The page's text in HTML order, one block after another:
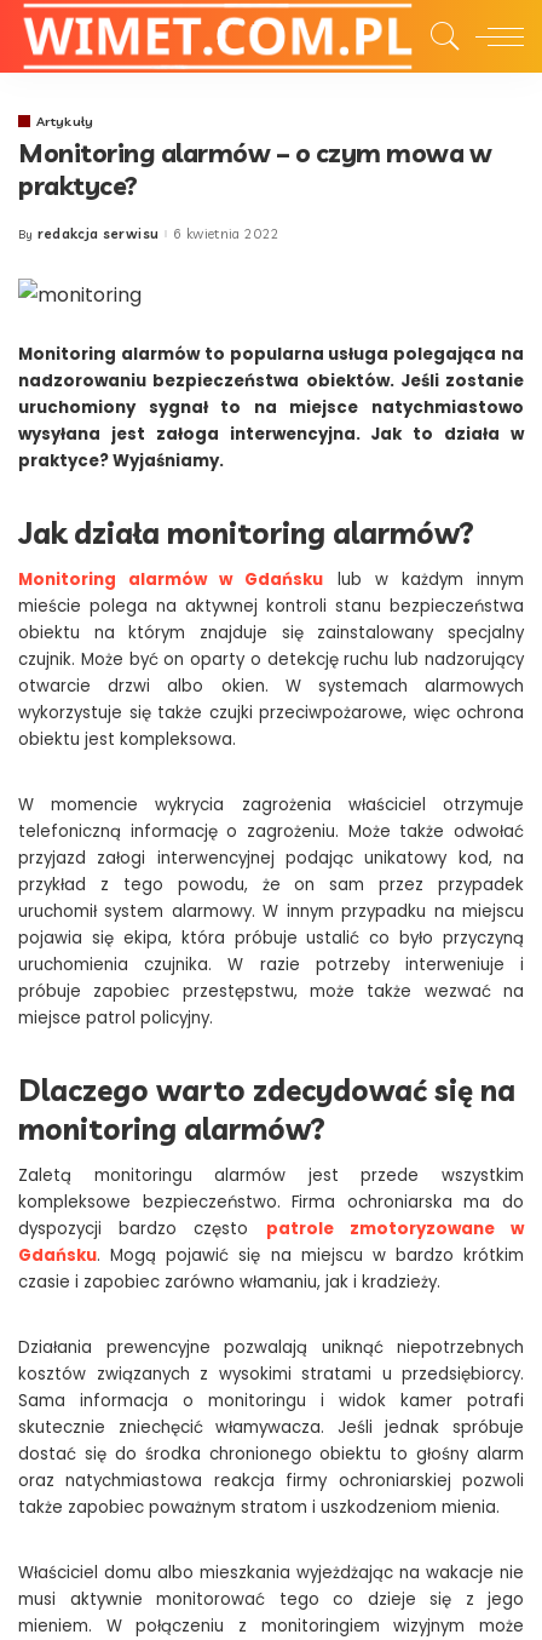
Artykuły
Monitoring alarmów – o czym mowa w
praktyce?
Posted
By redakcja serwisu 6 kwietnia 2022
Monitoring alarmów to popularna usługa polegająca na
nadzorowaniu bezpieczeństwa obiektów. Jeśli zostanie
uruchomiony sygnał to na miejsce natychmiastowo
wysyłana jest załoga interwencyjna. Jak to działa w
praktyce? Wyjaśniamy.
Jak działa monitoring alarmów?
Monitoring alarmów w Gdańsku lub w każdym innym
mieście polega na aktywnej kontroli stanu bezpieczeństwa
obiektu na którym znajduje się zainstalowany specjalny
czujnik. Może być on oparty o detekcję ruchu lub nadzorujący
otwarcie drzwi albo okien. W systemach alarmowych
wykorzystuje się także czujki przeciwpożarowe, więc ochrona
obiektu jest kompleksowa.
W momencie wykrycia zagrożenia właściciel otrzymuje
telefoniczną informację o zagrożeniu. Może także odwołać
przyjazd załogi interwencyjnej podając unikatowy kod, na
przykład z tego powodu, że on sam przez przypadek
uruchomił system alarmowy. W innym przypadku na miejscu
pojawia się ekipa, która próbuje ustalić co było przyczyną
uruchomienia czujnika. W razie potrzeby interweniuje i
próbuje zapobiec przestępstwu, może także wezwać na
miejsce patrol policyjny.
Dlaczego warto zdecydować się na
monitoring alarmów?
Zaletą monitoringu alarmów jest przede wszystkim
kompleksowe bezpieczeństwo. Firma ochroniarskama do
dyspozycji bardzo często patrole zmotoryzowane w
Gdańsku. Mogą pojawić się na miejscu w bardzo krótkim
czasie i zapobiec zarówno włamaniu, jak i kradzieży.
Działania prewencyjne pozwalają uniknąć niepotrzebnych
kosztów związanych z wysokimi stratami u przedsiębiorcy.
Sama informacja o monitoringu i widok kamer potrafi
skutecznie zniechęcić włamywacza. Jeśli jednak spróbuje
dostać się do środka chronionego obiektu to głośny alarm
oraz natychmiastowa reakcja firmy ochroniarskiej pozwoli
także zapobiec poważnym stratom i uszkodzeniom mienia.
Właściciel domu albo mieszkania wyjeżdżając na wakacje nie
musi aktywnie monitorować tego co dzieje się z jego
mieniem. W połączeniu z monitoringiem wizyjnym może